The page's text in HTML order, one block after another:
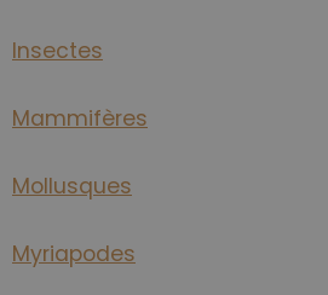
Insectes
Mammifères
Mollusques
Myriapodes